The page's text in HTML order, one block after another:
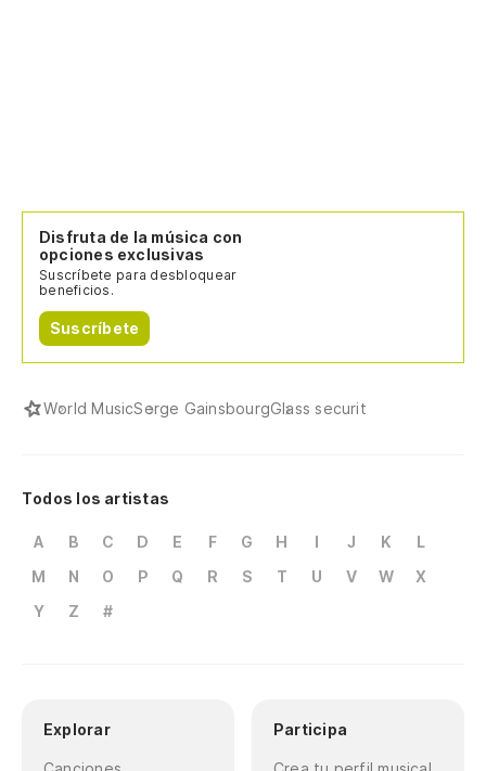
Disfruta de la música con
opciones exclusivas
Suscríbete para desbloquear
beneficios.
Suscríbete
World MusicSerge GainsbourgGlass securit
Todos los artistas
A B C D E F G H I J K
L
M
N O P Q R S T U V W
X
Y
Z #
Explorar Participa